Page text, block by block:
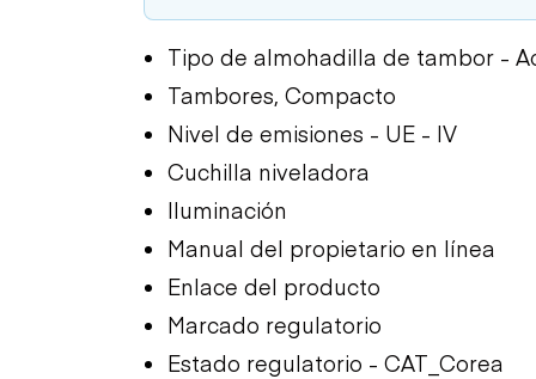
Tipo de almohadilla de tambor -
Tambores, Compacto
Nivel de emisiones - UE - IV
Cuchilla niveladora
Iluminación
Manual del propietario en línea
Enlace del producto
Marcado regulatorio
Estado regulatorio - CAT_Corea